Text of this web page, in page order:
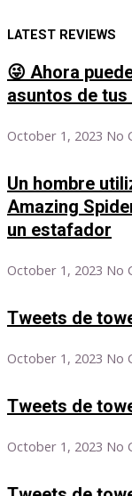
LATEST REVIEWS
😜 Ahora
asuntos de
October 1, 2023 No
Un hombre
Amazing
un estafador
October 1, 2023 No
Tweets de
October 1, 2023 No
Tweets de
October 1, 2023 No